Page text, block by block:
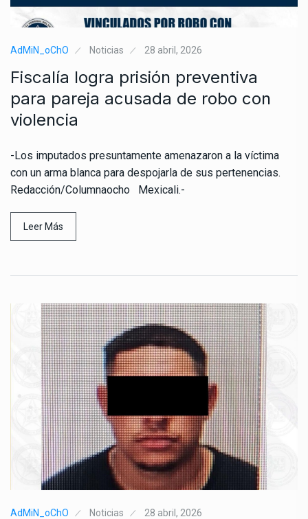
AdMiN_oChO Noticias 28 abril, 2026
Fiscalía logra prisión preventiva
para pareja acusada de robo con
violencia
-Los imputados presuntamente amenazaron a la víctima
con un arma blanca para despojarla de sus pertenencias.
Redacción/Columnaocho Mexicali.-
Leer Más
AdMiN_oChO Noticias 28 abril, 2026